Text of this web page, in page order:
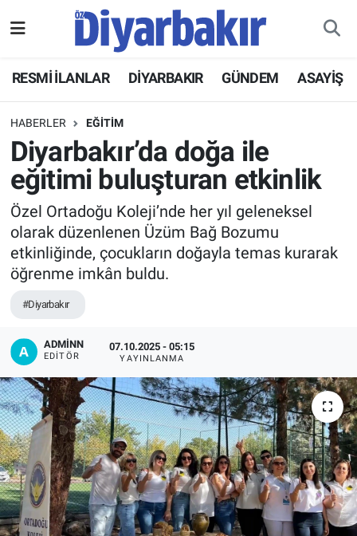
RESMİ İLANLAR DİYARBAKIR GÜNDEM ASAYİŞ
HABERLER EĞİTİM
Diyarbakır’da doğa ile
eğitimi buluşturan etkinlik
Özel Ortadoğu Koleji’nde her yıl geleneksel
olarak düzenlenen Üzüm Bağ Bozumu
etkinliğinde, çocukların doğayla temas kurarak
öğrenme imkân buldu.
#Diyarbakır
ADMİNN
EDITÖR
07.10.2025 - 05:15
YAYINLANMA
ASAYİŞ
DİYARBAKIR
EKONOMİ
GÜNDEM
BÖLGE
DÜNYA
KÜLTÜR SANAT
EĞİTİM
ÖZEL HABER
POLİTİKA
SAĞLIK
Hava Durumu
Namaz Vakitleri
Trafik Durumu
Süper Lig Puan Durumu ve Fikstür
Tüm Manşetler
Son Dakika Haberleri
Haber Arşivi